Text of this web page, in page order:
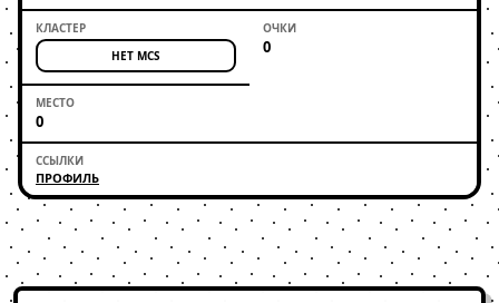
НЕТ MCS 0
0
ПРОФИЛЬ